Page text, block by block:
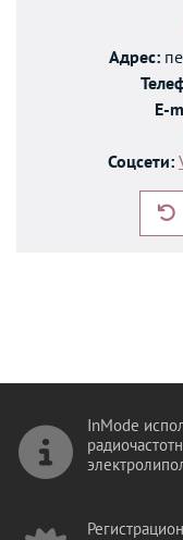
Адрес:
E-
Соцсети:
InMode